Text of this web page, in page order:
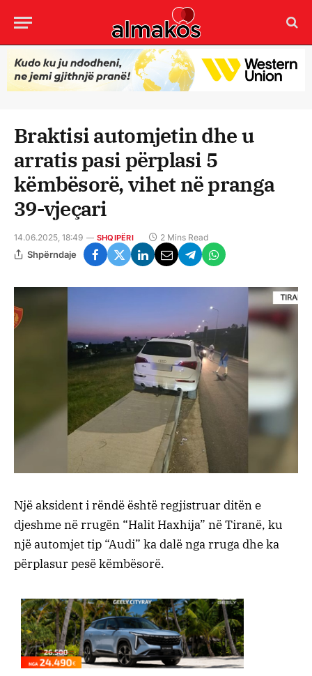
Braktisi automjetin dhe u
arratis pasi përplasi 5
këmbësorë, vihet në pranga
39-vjeçari
14.06.2025, 18:49 SHQIPËRI 2 Mins Read
Shpërndaje
Një aksident i rëndë është regjistruar ditën e
djeshme në rrugën “Halit Haxhija” në Tiranë, ku
një automjet tip “Audi” ka dalë nga rruga dhe ka
përplasur pesë këmbësorë.